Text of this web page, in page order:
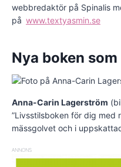
webbredaktör på Spinalis
på www.textyasmin.se
Nya boken
Anna-Carin Lagerström
”Livsstilsboken för dig med
mässgolvet och i
ANNONS